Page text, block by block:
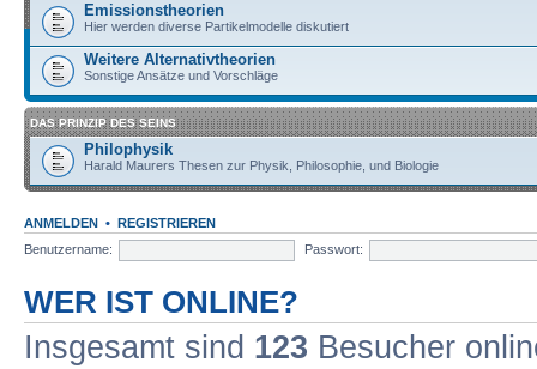
Emissionstheorien
Hier werden diverse Partikelmodelle diskutiert
Weitere Alternativtheorien
Sonstige Ansätze und Vorschläge
DAS PRINZIP DES SEINS
Philophysik
Harald Maurers Thesen zur Physik, Philosophie, und Biologie
ANMELDEN • REGISTRIEREN
Benutzername:
Passwort:
WER IST ONLINE?
Insgesamt sind 123 Besucher